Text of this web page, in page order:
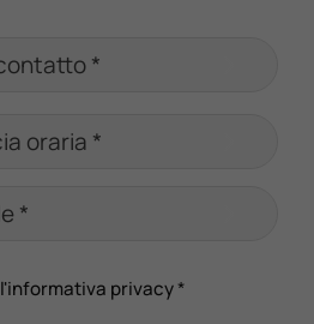
l'informativa privacy*